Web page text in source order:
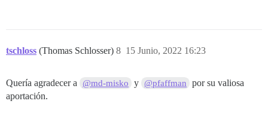
tschloss (Thomas Schlosser) 15 Junio, 2022 16:23
8
Quería agradecer a @md-misko y @pfaffman
por su valiosa
aportación.